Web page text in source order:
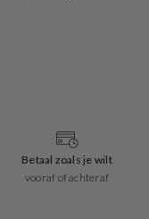
Betaal zoals je wilt
vooraf of achteraf